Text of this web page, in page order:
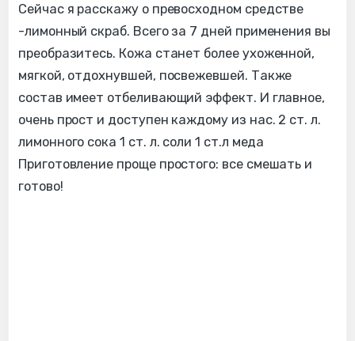
Сейчас я расскажу о превосходном средстве
-лимонный скраб. Всего за 7 дней применения вы
преобразитесь. Кожа станет более ухоженной,
мягкой, отдохнувшей, посвежевшей. Также
состав имеет отбеливающий эффект. И главное,
очень прост и доступен каждому из нас. 2 ст. л.
лимонного сока 1 ст. л. соли 1 ст.л меда
Приготовление проще простого: все смешать и
готово!